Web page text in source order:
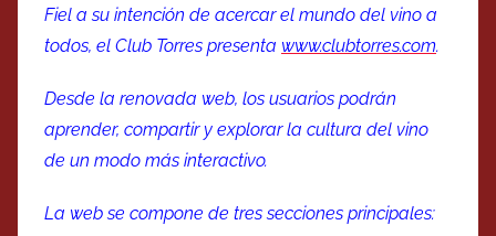
Fiel a su intención de acercar el mundo del vino a
todos, el Club Torres presenta www.clubtorres.com.
Desde la renovada web, los usuarios podrán
aprender, compartir y explorar la cultura del vino
de un modo más interactivo.
La web se compone de tres secciones principales: